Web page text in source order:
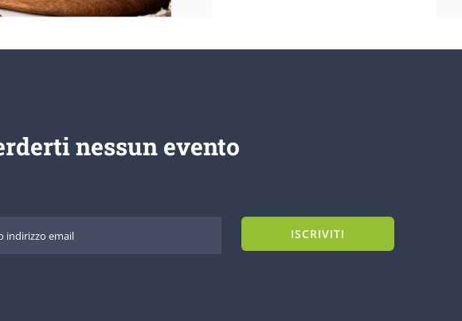
nessun evento